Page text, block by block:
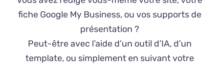
fiche Google My Business, ou vos supports de
présentation ?
Peut-être avec l’aide d’un outil d’IA, d’un
template, ou simplement en suivant votre